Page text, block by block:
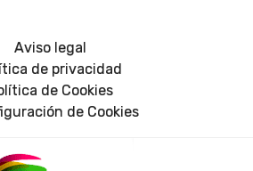
Aviso legal
de privacidad
de Cookies
de Cookies